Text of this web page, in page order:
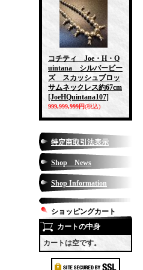
コチティ Joe・H・Q
uintana シルバービー
ズ スカッシュブロッ
サムネックレス約67cm
[JoeHQuintana107]
999,999,999円(税込)
特定商取引法表示
Shop News
Shop Information
ショッピングカート
カートの中身
カートは空です。